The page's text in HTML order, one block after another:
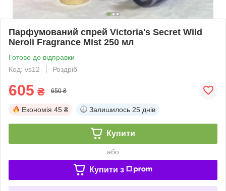
Парфумований спрей Victoria's Secret Wild
Neroli Fragrance Mist 250 мл
Готово до відправки
Код: vs12
Роздріб
605 ₴ 650 ₴
Економія 45 ₴ Залишилось 25 днів
Купити
або
Купити з